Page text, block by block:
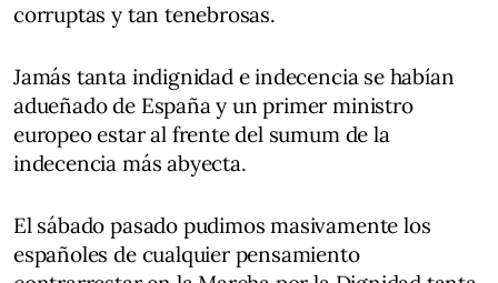
corruptas y tan tenebrosas.
Jamás tanta indignidad e indecencia se habían
adueñado de España y un primer ministro
europeo estar al frente del sumum de la
indecencia más abyecta.
El sábado pasado pudimos masivamente los
españoles de cualquier pensamiento